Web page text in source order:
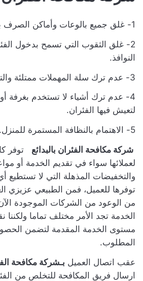
1- غلق جميع بالوعات وأماكن الصرف باستمرار.
2- غلق الثقوب التي تسمح بدخول
النوافذ.
3- عدم ترك سلة المهملات ممتلئة والتخلص منها دائما.
4- عدم ترك أشياء لا تستخدم بغرفة
لتعيش فيها الفئران.
5- الاهتمام بالنظافة المستمرة للمنزل.
شركة مكافحة الفئران بالبدائع توفر
لعملائها سواء في تقديم الخدمة أو
والتخفيضات المذهلة التي لا
توفرها للعميل، فمن الطبيعي عزيزي
من الوعود من الشركات الموجودة
الخدمة تجد الأمر مختلف تماما
مستوى الخدمة المقدمة لتضمن
المطلوب.
عقب اتصال العميل بـشركة مكافحة
ارسال فريق المكافحة للتخلص من